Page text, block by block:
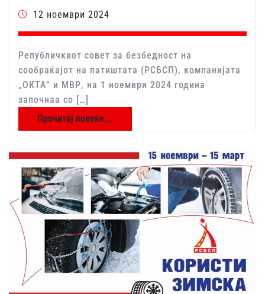
12 ноември 2024
Републичкиот совет за безбедност на
сообраќајот на патиштата (РСБСП), компанијата
„ОКТА“ и МВР, на 1 ноември 2024 година
започнаа со […]
Прочитај повеќе...